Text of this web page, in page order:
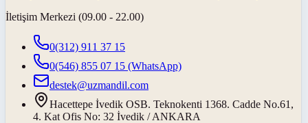
İletişim Merkezi (09.00 - 22.00)
0(312) 911 37 15
0(546) 855 07 15 (WhatsApp)
destek@uzmandil.com
Hacettepe İvedik OSB. Teknokenti 1368. Cadde No.61,
4. Kat Ofis No: 32 İvedik / ANKARA